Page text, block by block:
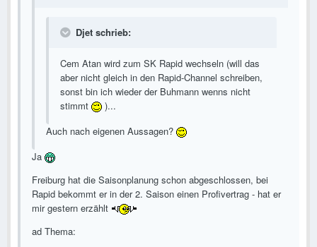
Djet schrieb:
Cem Atan wird zum SK Rapid wechseln (will das
aber nicht gleich in den Rapid-Channel schreiben,
sonst bin ich wieder der Buhmann wenns nicht
stimmt
)...
Auch nach eigenen Aussagen?
Ja
Freiburg hat die Saisonplanung schon abgeschlossen, bei
Rapid bekommt er in der 2. Saison einen Profivertrag - hat er
mir gestern erzählt
ad Thema: